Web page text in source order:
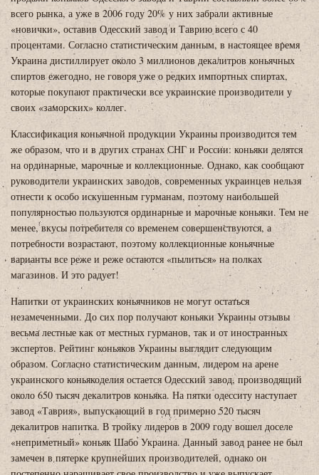
всего рынка, а уже в 2006 году 20% у них забрали активные
«новички», оставив Одесский завод и Таврию всего с 40
процентами. Согласно статистическим данным, в настоящее время
Украина дистиллирует около 3 миллионов декалитров коньячных
спиртов ежегодно, не говоря уже о редких импортных спиртах,
которые покупают практически все украинские производители у
своих «заморских» коллег.
Классификация коньячной продукции Украины производится тем
же образом, что и в других странах СНГ и России: коньяки делятся
на ординарные, марочные и коллекционные. Однако, как сообщают
руководители украинских заводов, современных украинцев нельзя
отнести к особо искушенным гурманам, поэтому наибольшей
популярностью пользуются ординарные и марочные коньяки. Тем не
менее, вкусы потребителя со временем совершенствуются, а
потребности возрастают, поэтому коллекционные коньячные
варианты все реже и реже остаются «пылиться» на полках
магазинов. И это радует!
Напитки от украинских коньячников не могут остаться
незамеченными. До сих пор получают коньяки Украины отзывы
весьма лестные как от местных гурманов, так и от иностранных
экспертов. Рейтинг коньяков Украины выглядит следующим
образом. Согласно статистическим данным, лидером на арене
украинского коньякоделия остается Одесский завод, производящий
около 650 тысяч декалитров коньяка. На пятки одесситу наступает
завод «Таврия», выпускающий в год примерно 520 тысяч
декалитров напитка. В тройку лидеров в 2009 году вошел доселе
«неприметный» коньяк Шабо Украина. Данный завод ранее не был
замечен в пятерке крупнейших производителей, однако он